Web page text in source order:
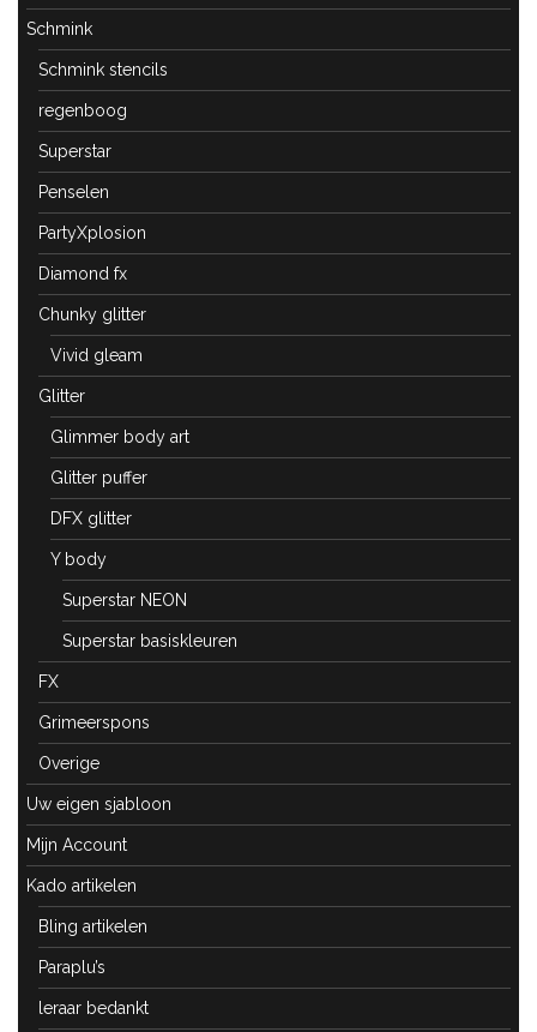
Schmink
Schmink stencils
regenboog
Superstar
Penselen
PartyXplosion
Diamond fx
Chunky glitter
Vivid gleam
Glitter
Glimmer body art
Glitter puffer
DFX glitter
Y body
Superstar NEON
Superstar basiskleuren
FX
Grimeerspons
Overige
Uw eigen sjabloon
Mijn Account
Kado artikelen
Bling artikelen
Paraplu’s
leraar bedankt